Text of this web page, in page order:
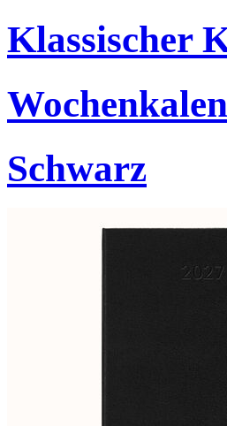
Klassischer
Schwarz